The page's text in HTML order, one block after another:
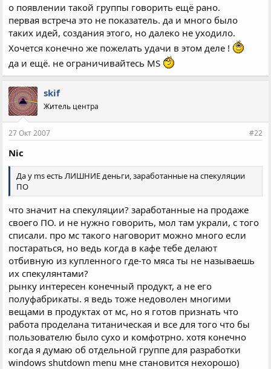
ы
л
а
о появлении такой группы говорить ещё рано.
первая встреча это не показатель. да и много было
таких идей, создания этого, но далеко не уходило.
Хочется конечно же пожелать удачи в этом деле !
да и ещё. не ограничивайтесь MS
skif
Житель центра
27 Окт 2007 #22
Nic
Да у ms есть ЛИШНИЕ деньги, заработанные на спекуляции
ПО
что значит на спекуляции? заработанные на продаже
своего ПО. и не нужно говорить, мол там украли, с того
списали. про мс такого наговорит можно много если
постараться, но ведь когда в кафе тебе делают
отбивную из купленного где-то мяса ты не называешь
их спекулянтами?
рынку интересен конечный продукт, а не его
полуфабрикаты. я ведь тоже недоволен многими
вещами в продуктах от мс, но я готов признать что
работа проделана титаническая и все для того что бы
пользователю было сухо и комфотрно. хотя конечно
когда я думаю об отдельной группе для разработки
windows shutdown menu мне становится нехорошо)